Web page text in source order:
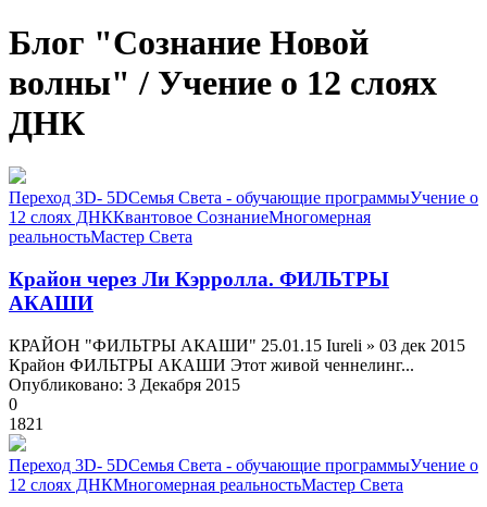
Блог "Сознание Новой
волны" / Учение о 12 слоях
ДНК
Переход 3D- 5DСемья Света - обучающие программыУчение о
12 слоях ДНККвантовое СознаниеМногомерная
реальностьМастер Света
Крайон через Ли Кэрролла. ФИЛЬТРЫ
АКАШИ
КРАЙОН "ФИЛЬТРЫ АКАШИ" 25.01.15 Iureli » 03 дек 2015
Крайон ФИЛЬТРЫ АКАШИ Этот живой ченнелинг...
Опубликовано: 3 Декабря 2015
0
1821
Переход 3D- 5DСемья Света - обучающие программыУчение о
12 слоях ДНКМногомерная реальностьМастер Света